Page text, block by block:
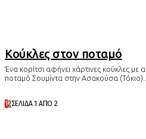
Κούκλες στον ποταμό
Ένα κορίτσι αφήνει χάρτινες κούκλες με
ποταμό Σουμίντα στην Ασακούσα (Τόκιο)....
12ΣΕΛΊΔΑ 1 ΑΠΌ 2